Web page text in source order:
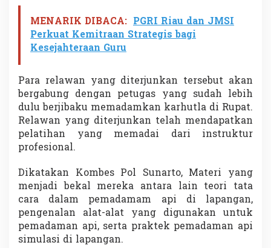
MENARIK DIBACA: PGRI Riau dan JMSI
Perkuat Kemitraan Strategis bagi
Kesejahteraan Guru
Para relawan yang diterjunkan tersebut akan
bergabung dengan petugas yang sudah lebih
dulu berjibaku memadamkan karhutla di Rupat.
Relawan yang diterjunkan telah mendapatkan
pelatihan yang memadai dari instruktur
profesional.
Dikatakan Kombes Pol Sunarto, Materi yang
menjadi bekal mereka antara lain teori tata
cara dalam pemadamam api di lapangan,
pengenalan alat-alat yang digunakan untuk
pemadaman api, serta praktek pemadaman api
simulasi di lapangan.